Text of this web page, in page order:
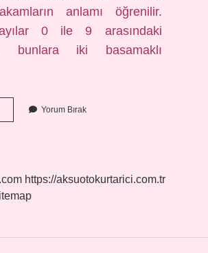
anlamı öğrenilir.
0 ile 9 arasındaki
bunlara iki basamaklı
Yorum Bırak
https://aksuotokurtarici.com.tr